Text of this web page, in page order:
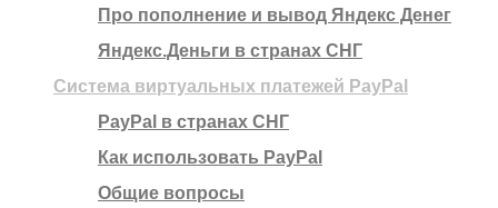
Про пополнение и вывод Яндекс Денег
Яндекс.Деньги в странах СНГ
Система виртуальных платежей PayPal
PayPal в странах СНГ
Как использовать PayPal
Общие вопросы